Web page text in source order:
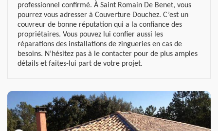
professionnel confirmé. À Saint Romain De Benet, vous
pourrez vous adresser à Couverture Douchez. C’est un
couvreur de bonne réputation qui a la confiance des
propriétaires. Vous pouvez lui confier aussi les
réparations des installations de zingueries en cas de
besoins. N’hésitez pas à le contacter pour de plus amples
détails et faites-lui part de votre projet.